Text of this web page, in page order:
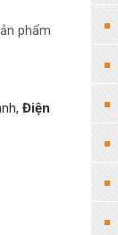
phẩm
Điện